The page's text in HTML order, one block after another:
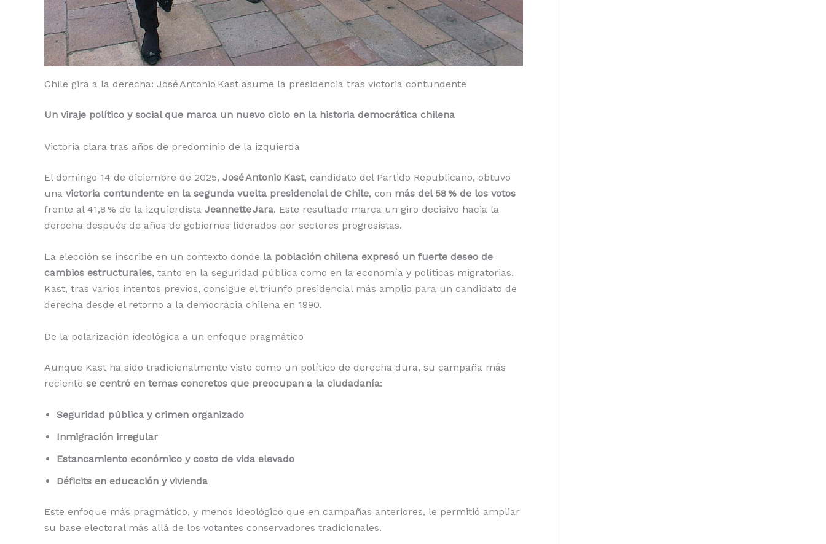
Chile gira a la derecha: José Antonio Kast asume la presidencia tras victoria contundente
Un viraje político y social que marca un nuevo ciclo en la historia democrática chilena
Victoria clara tras años de predominio de la izquierda
El domingo 14 de diciembre de 2025, José Antonio Kast, candidato del Partido Republicano, obtuvo
una victoria contundente en la segunda vuelta presidencial de Chile, con más del 58 % de los votos
frente al 41,8 % de la izquierdista Jeannette Jara. Este resultado marca un giro decisivo hacia la
derecha después de años de gobiernos liderados por sectores progresistas.
La elección se inscribe en un contexto donde la población chilena expresó un fuerte deseo de
cambios estructurales, tanto en la seguridad pública como en la economía y políticas migratorias.
Kast, tras varios intentos previos, consigue el triunfo presidencial más amplio para un candidato de
derecha desde el retorno a la democracia chilena en 1990.
De la polarización ideológica a un enfoque pragmático
Aunque Kast ha sido tradicionalmente visto como un político de derecha dura, su campaña más
reciente se centró en temas concretos que preocupan a la ciudadanía:
Seguridad pública y crimen organizado
Inmigración irregular
Estancamiento económico y costo de vida elevado
Déficits en educación y vivienda
Este enfoque más pragmático, y menos ideológico que en campañas anteriores, le permitió ampliar
su base electoral más allá de los votantes conservadores tradicionales.